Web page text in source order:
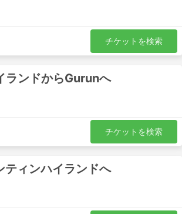
イランド - ペナン
- ゲンティンハイランド
ィンハイランド
ンペダック - ゲンティンハイランド
タニ - ゲンティンハイランド
イランド - ケダ
チケット料金＆バスクラ
、プライバシーや快適さなど、お客様
タイプは、旅行者のさまざまなニーズ
。最も安価な旅行は、通常、標準クラス
チケットを検索
ランドからGurunへ
チケットを検索
ティンハイランドへ